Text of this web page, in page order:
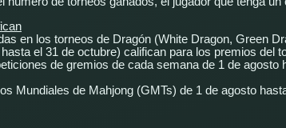
en los torneos de Dragón (White Dragon, Green
el 31 de octubre) califican para los premios del
de gremios de cada semana de 1 de agosto
Mundiales de Mahjong (GMTs) de 1 de agosto